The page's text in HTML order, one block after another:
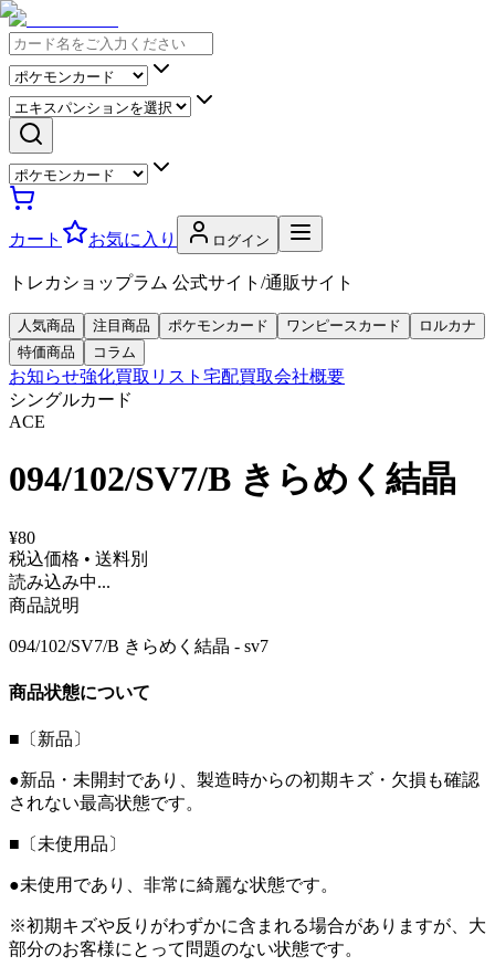
カート お気に入り ログイン
トレカショップラム 公式サイト/通販サイト
人気商品 注目商品 ポケモンカード ワンピースカード
ロルカナ
特価商品
コラム
お知らせ強化買取リスト 宅配買取会社概要
シングルカード
ACE
094/102/SV7/B きらめく結晶
¥80
税込価格 • 送料別
読み込み中...
商品説明
094/102/SV7/B きらめく結晶 - sv7
商品状態について
■〔新品〕
●新品・未開封であり、製造時からの初期キズ・欠損も確認
されない最高状態です。
■〔未使用品〕
●未使用であり、非常に綺麗な状態です。
※初期キズや反りがわずかに含まれる場合がありますが、大
部分のお客様にとって問題のない状態です。